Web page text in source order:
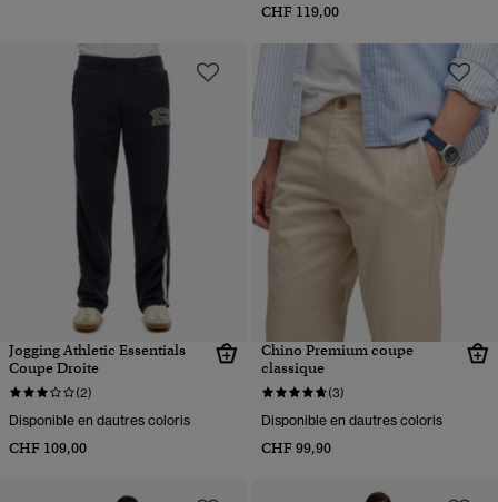
CHF 119,00
Jogging Athletic Essentials
Coupe Droite
(2)
Disponible en dautres coloris
CHF 109,00
Chino Premium coupe
classique
(3)
Disponible en dautres coloris
CHF 99,90